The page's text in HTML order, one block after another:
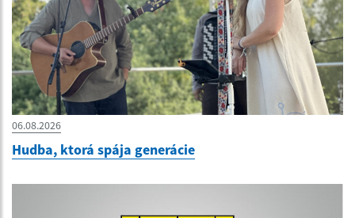
06.08.2026
Hudba, ktorá spája generácie